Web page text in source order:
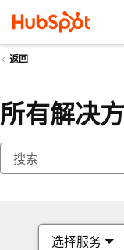
返回
所有解决
选择服务